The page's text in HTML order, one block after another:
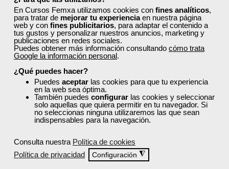
En Cursos Femxa utilizamos cookies con fines analíticos,
para tratar de mejorar tu experienciaen nuestra página
web y con fines publicitarios, para adaptar el contenido a
tus gustos y personalizar nuestros anuncios, marketing y
publicaciones en redes sociales.
Puedes obtener más información consultando cómo trata
Google la información personal.
¿Qué puedes hacer?
Puedes aceptar las cookies para que tu experiencia
en la web sea óptima.
También puedes configurar las cookies y seleccionar
solo aquellas que quiera permitir en tu navegador. Si
no seleccionas ninguna utilizaremos las que sean
indispensables para la navegación.
Consulta nuestra Política de cookies
Política de privacidad
Configuración ◮
perfil.
Recordarme
Iniciar sesión
¿No recuerdas tu nombre de usuario o contraseña?